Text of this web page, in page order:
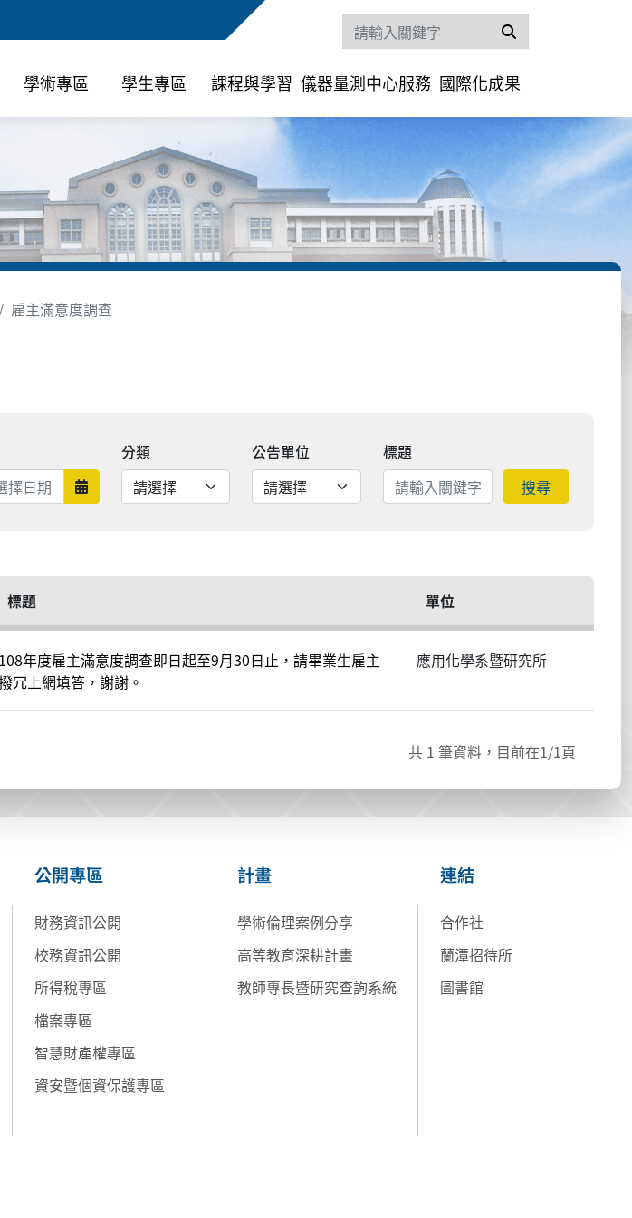
學術專區 學生專區 課程與學習 儀器量測中心服務 國際化成果
雇主滿意度調查
圍結束 日期範圍結束
分類 公告單位
標題
搜尋
標題 單位
108年度雇主滿意度調查即日起至9月30日止，請畢業生雇主
冗上網填答，謝謝。
應用化學系暨研究所
共 1 筆資料，目前在1/1頁
公開專區
財務資訊公開
校務資訊公開
所得稅專區
檔案專區
智慧財產權專區
資安暨個資保護專區
計畫
學術倫理案例分享
高等教育深耕計畫
教師專長暨研究查詢系統
連結
合作社
蘭潭招待所
圖書館